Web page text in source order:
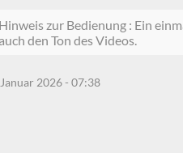
Hinweis zur Bedienung : Ein
den Ton des Videos.
2026 - 07:38